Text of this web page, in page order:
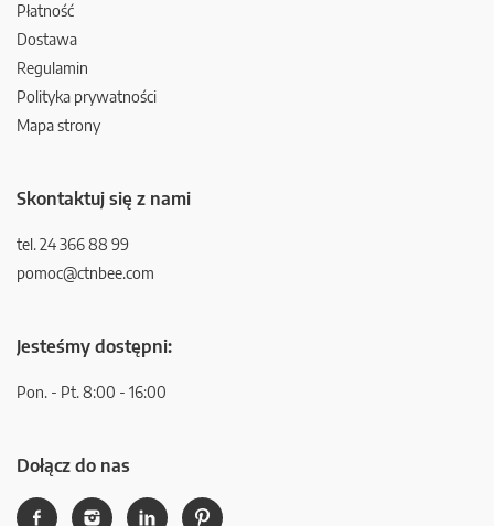
Płatność
Dostawa
Regulamin
Polityka prywatności
Mapa strony
Skontaktuj się z nami
tel. 24 366 88 99
pomoc@ctnbee.com
Jesteśmy dostępni:
Pon. - Pt. 8:00 - 16:00
Dołącz do nas